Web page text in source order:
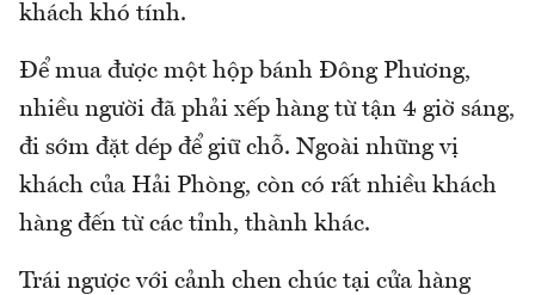
khách khó tính.
Để mua được một hộp bánh Đông Phương,
nhiều người đã phải xếp hàng từ tận 4 giờ sáng,
đi sớm đặt dép để giữ chỗ. Ngoài những vị
khách của Hải Phòng, còn có rất nhiều khách
hàng đến từ các tỉnh, thành khác.
Trái ngược với cảnh chen chúc tại cửa hàng